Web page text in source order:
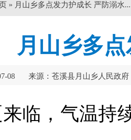
» 月山乡多点发力护成长 严防溺水
月山乡多
08 来源：苍溪县月山乡人民政府
临，气温持